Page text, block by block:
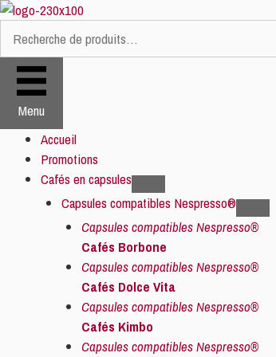
Aller
contenu
Recherche
pour :
Menu
Accueil
Promotions
Cafés en capsules
Capsules compatibles Nespresso®
Capsules compatibles Nespresso®
Cafés Borbone
Capsules compatibles Nespresso®
Cafés Dolce Vita
Capsules compatibles Nespresso®
Cafés Kimbo
Capsules compatibles Nespresso®